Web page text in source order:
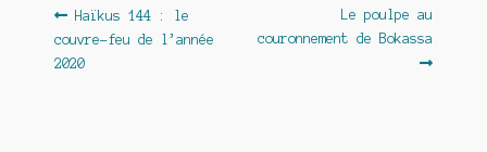
Navigation
de
Article
précédent :
Haïkus 144 : le
couvre-feu de l’année
2020
Article
suivant :
Le poulpe au
couronnement de Bokassa